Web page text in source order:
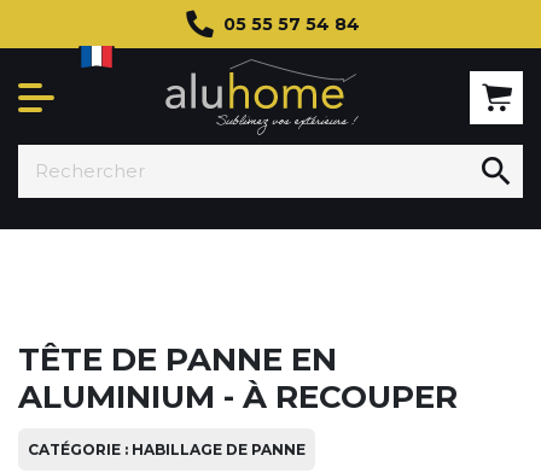
05 55 57 54 84

TÊTE DE PANNE EN
ALUMINIUM - À RECOUPER
CATÉGORIE : HABILLAGE DE PANNE